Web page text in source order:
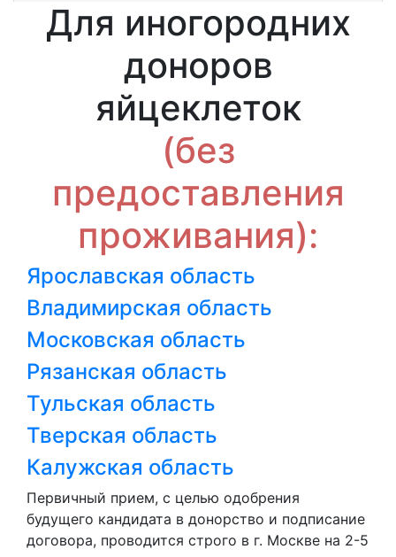
Для иногородних
доноров
яйцеклеток
(без
предоставления
проживания):
Ярославская область
Владимирская область
Московская область
Рязанская область
Тульская область
Тверская область
Калужская область
Первичный прием, с целью одобрения
будущего кандидата в донорство и подписание
договора, проводится строго в г. Москве на 2-5